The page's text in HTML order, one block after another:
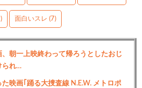
面白いスレ (7)
、朝一上映終わって帰ろうとしたおじ
られ…
映画｢踊る大捜査線 N.E.W. メトロポ